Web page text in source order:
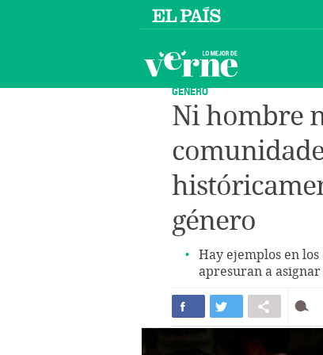
GÉNERO
Ni hombre
género
Hay ejemplos en los
apresuran a